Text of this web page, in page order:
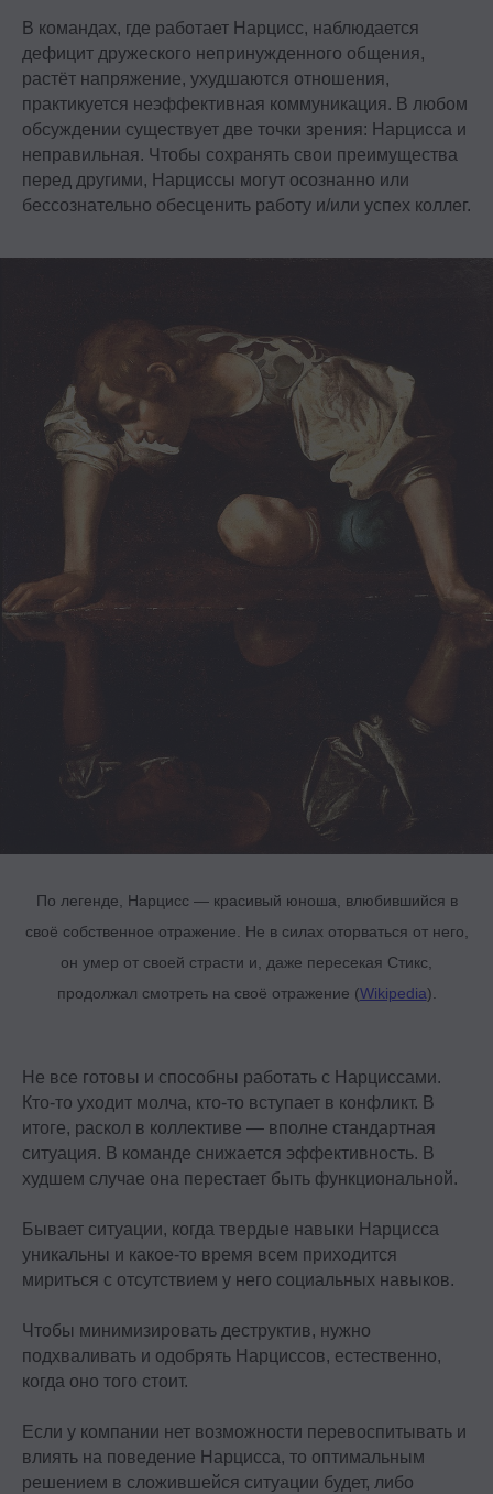
В командах, где работает Нарцисс, наблюдается
дефицит дружеского непринужденного общения,
растёт напряжение, ухудшаются отношения,
практикуется неэффективная коммуникация. В любом
обсуждении существует две точки зрения: Нарцисса и
неправильная. Чтобы сохранять свои преимущества
перед другими, Нарциссы могут осознанно или
бессознательно обесценить работу и/или успех коллег.
По легенде, Нарцисс — красивый юноша, влюбившийся в
своё собственное отражение. Не в силах оторваться от него,
он умер от своей страсти и, даже пересекая Стикс,
продолжал смотреть на своё отражение (Wikipedia).
Не все готовы и способны работать с Нарциссами.
Кто-то уходит молча, кто-то вступает в конфликт. В
итоге, раскол в коллективе — вполне стандартная
ситуация. В команде снижается эффективность. В
худшем случае она перестает быть функциональной.
Бывает ситуации, когда твердые навыки Нарцисса
уникальны и какое-то время всем приходится
мириться с отсутствием у него социальных навыков.
Чтобы минимизировать деструктив, нужно
подхваливать и одобрять Нарциссов, естественно,
когда оно того стоит.
Если у компании нет возможности перевоспитывать и
влиять на поведение Нарцисса, то оптимальным
решением в сложившейся ситуации будет, либо